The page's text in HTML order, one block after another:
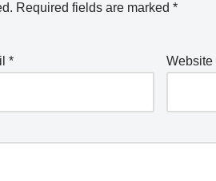
Required fields are marked *
* Website